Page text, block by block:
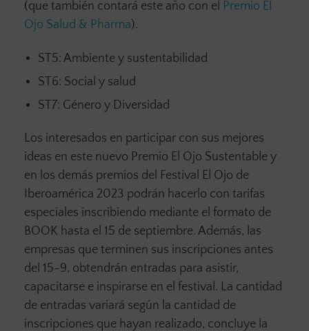
(que también contará este año con el Premio El
Ojo Salud & Pharma).
ST5: Ambiente y sustentabilidad
ST6: Social y salud
ST7: Género y Diversidad
Los interesados en participar con sus mejores
ideas en este nuevo Premio El Ojo Sustentable y
en los demás premios del Festival El Ojo de
Iberoamérica 2023 podrán hacerlo con tarifas
especiales inscribiendo mediante el formato de
BOOK hasta el 15 de septiembre. Además, las
empresas que terminen sus inscripciones antes
del 15-9, obtendrán entradas para asistir,
capacitarse e inspirarse en el festival. La cantidad
de entradas variará según la cantidad de
inscripciones que hayan realizado, concluye la